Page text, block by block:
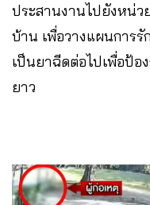
ประสานงานไปยังหน่ว
บ้าน เพื่อวางแผนการ
เป็นยาฉีดต่อไปเพื่อป้อ
ยาว